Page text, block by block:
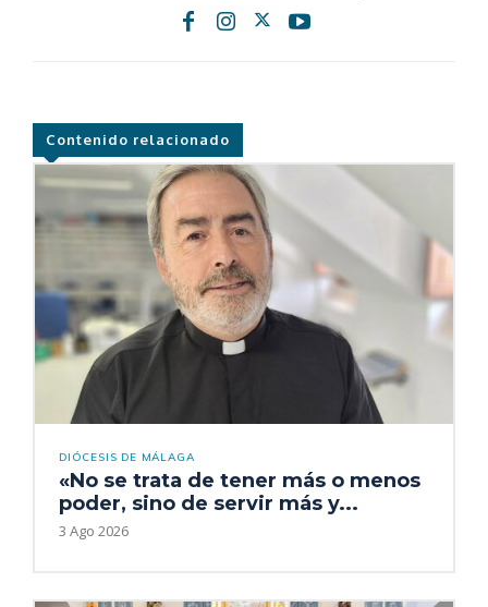
Contenido relacionado
DIÓCESIS DE MÁLAGA
«No se trata de tener más o menos
poder, sino de servir más y...
3 Ago 2026